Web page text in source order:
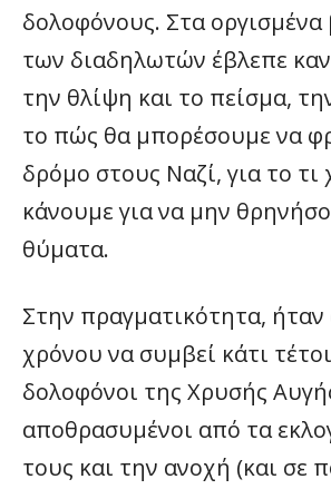
δολοφόνους. Στα
των διαδηλωτών έβλεπε
την θλίψη και το πείσμα,
το πώς θα μπορέσουμε να
δρόμο στους Ναζί, για το τι
κάνουμε για να μην
θύματα.
Στην πραγματικότητα,
χρόνου να συμβεί κάτι
δολοφόνοι της Χρυσής
αποθρασυμένοι από τα
τους και την ανοχή (και σε